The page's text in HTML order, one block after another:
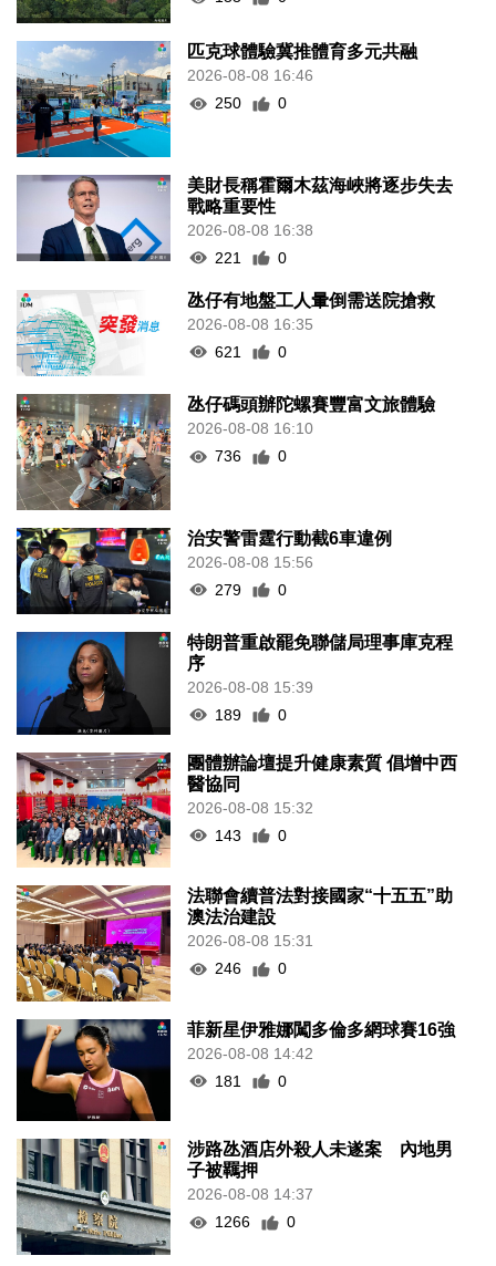
匹克球體驗冀推體育多元共融
2026-08-08 16:46
250
0
美財長稱霍爾木茲海峽將逐步失去
戰略重要性
2026-08-08 16:38
221
0
氹仔有地盤工人暈倒需送院搶救
2026-08-08 16:35
621
0
氹仔碼頭辦陀螺賽豐富文旅體驗
2026-08-08 16:10
736
0
治安警雷霆行動截6車違例
2026-08-08 15:56
279
0
特朗普重啟罷免聯儲局理事庫克程
序
2026-08-08 15:39
189
0
團體辦論壇提升健康素質 倡增中西
醫協同
2026-08-08 15:32
143
0
法聯會續普法對接國家“十五五”助
澳法治建設
2026-08-08 15:31
246
0
菲新星伊雅娜闖多倫多網球賽16強
2026-08-08 14:42
181
0
涉路氹酒店外殺人未遂案 內地男
子被羈押
2026-08-08 14:37
1266
0